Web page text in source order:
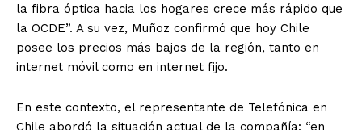
la fibra óptica hacia los hogares crece más rápido que
la OCDE”. A su vez, Muñoz confirmó que hoy Chile
posee los precios más bajos de la región, tanto en
internet móvil como en internet fijo.
En este contexto, el representante de Telefónica en
Chile abordó la situación actual de la compañía: “en